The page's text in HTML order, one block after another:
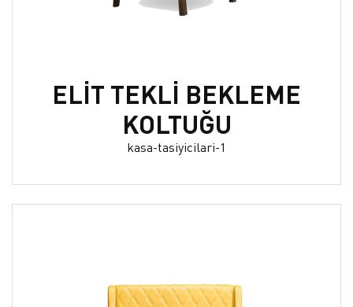
ELİT TEKLİ BEKLEME
KOLTUĞU
kasa-tasiyicilari-1